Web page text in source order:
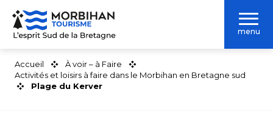
Aller
contenu
menu
Accueil
À voir – à Faire
Activités et loisirs à faire dans le Morbihan en Bretagne sud
Plage du Kerver